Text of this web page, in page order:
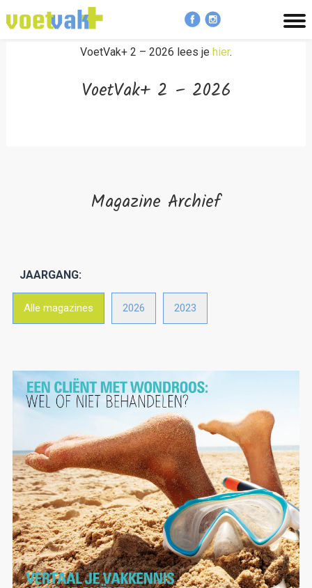
VoetVak+ 2 – 2026 lees je hier.
VoetVak+ 2 – 2026
Magazine Archief
JAARGANG:
Alle magazines 2026 2023